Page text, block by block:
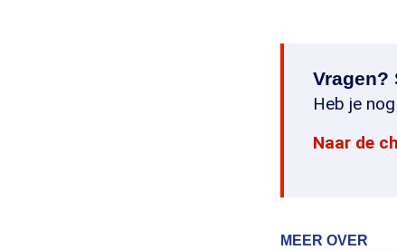
Vragen?
Heb je
Naar de
MEER OVER